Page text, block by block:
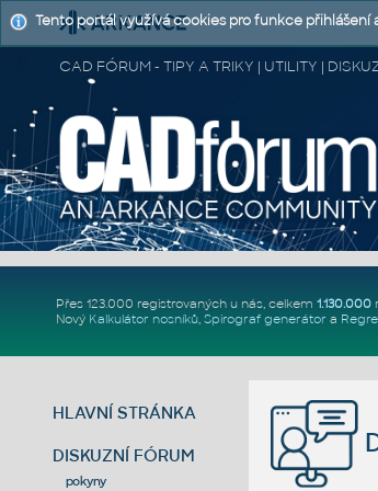
CAD FÓRUM - TIPY A TRIKY | UTILITY |
Přes 123.000 registrovaných u nás, celkem 1.130.000
Nový Kalkulátor nosníků, Spirograf generátor a
HLAVNÍ STRÁNKA
DISKUZNÍ FÓRUM
pokyny
Tento portál využívá cookies pro funkce